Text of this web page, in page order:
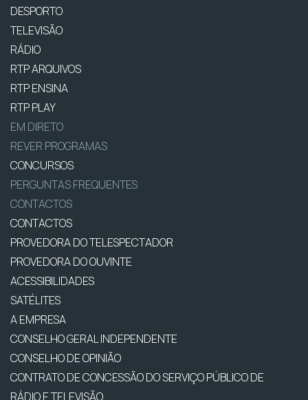
DESPORTO
TELEVISÃO
RÁDIO
RTP ARQUIVOS
RTP ENSINA
RTP PLAY
EM DIRETO
REVER PROGRAMAS
CONCURSOS
PERGUNTAS FREQUENTES
CONTACTOS
CONTACTOS
PROVEDORA DO TELESPECTADOR
PROVEDORA DO OUVINTE
ACESSIBILIDADES
SATÉLITES
A EMPRESA
CONSELHO GERAL INDEPENDENTE
CONSELHO DE OPINIÃO
CONTRATO DE CONCESSÃO DO SERVIÇO PÚBLICO DE
RÁDIO E TELEVISÃO